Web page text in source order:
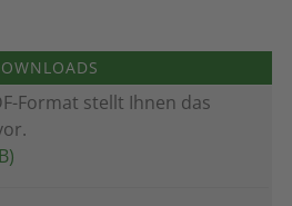
Format stellt Ihnen das